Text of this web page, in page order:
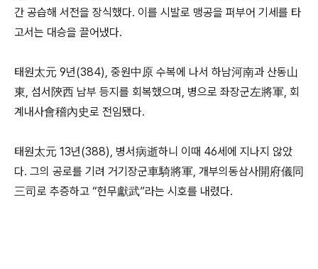
간 공습해 서전을 장식했다. 이를 시발로 맹공을 퍼부어 기세를 타
고서는 대승을 끌어냈다.
태원太元 9년(384), 중원中原 수복에 나서 하남河南과 산동山
東, 섬서陝西 남부 등지를 회복했으며, 병으로 좌장군左將軍, 회
계내사會稽內史로 전임됐다.
태원太元 13년(388), 병서病逝하니 이때 46세에 지나지 않았
다. 그의 공로를 기려 거기장군車騎將軍, 개부의동삼사開府儀同
三司로 추증하고 “헌무獻武”라는 시호를 내렸다.